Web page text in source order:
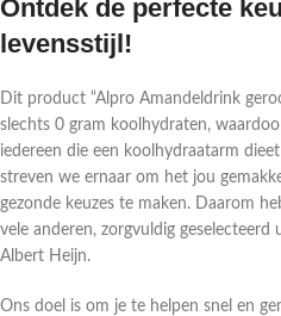
Ontdek de perfecte
levensstijl!
Dit product “Alpro Amandeldrink
slechts 0 gram koolhydraten,
iedereen die een koolhydraatarm
streven we ernaar om het jou
gezonde keuzes te maken. Daarom
vele anderen, zorgvuldig
Albert Heijn.
Ons doel is om je te helpen snel en